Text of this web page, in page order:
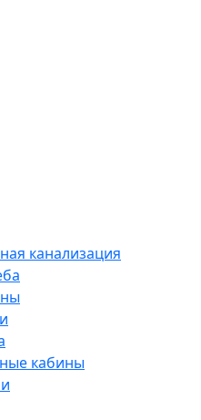
канализация
кабины